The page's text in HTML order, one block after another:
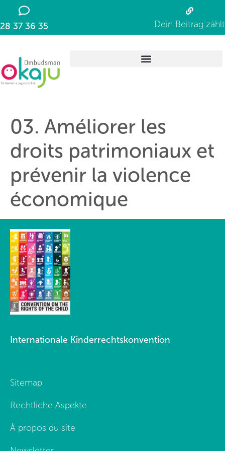
springen
28 37 36 35 Dein Beitrag zählt
03. Améliorer les
droits patrimoniaux et
prévenir la violence
économique
Internationale Kinderrechtskonvention
Sitemap
Rechtliche Aspekte
À propos du site